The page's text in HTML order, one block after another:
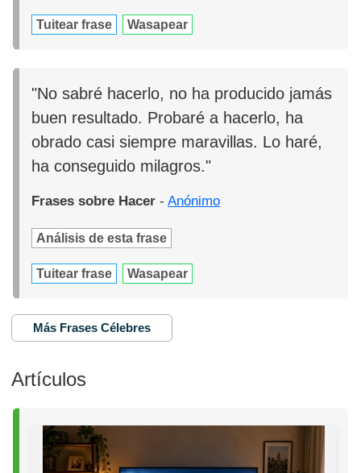
Tuitear frase Wasapear
"No sabré hacerlo, no ha producido jamás
buen resultado. Probaré a hacerlo, ha
obrado casi siempre maravillas. Lo haré,
ha conseguido milagros."
Frases sobre Hacer -Anónimo
Análisis de esta frase
Tuitear frase Wasapear
Más Frases Célebres
Artículos